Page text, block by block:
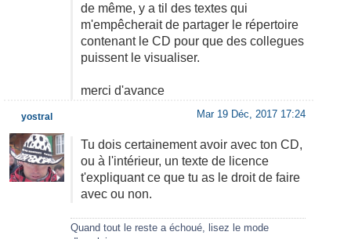
de même, y a til des textes qui
m'empêcherait de partager le répertoire
contenant le CD pour que des collegues
puissent le visualiser.
merci d'avance
Mar 19 Déc, 2017 17:24
Tu dois certainement avoir avec ton CD,
ou à l'intérieur, un texte de licence
t'expliquant ce que tu as le droit de faire
avec ou non.
Quand tout le reste a échoué, lisez le mode
yostral